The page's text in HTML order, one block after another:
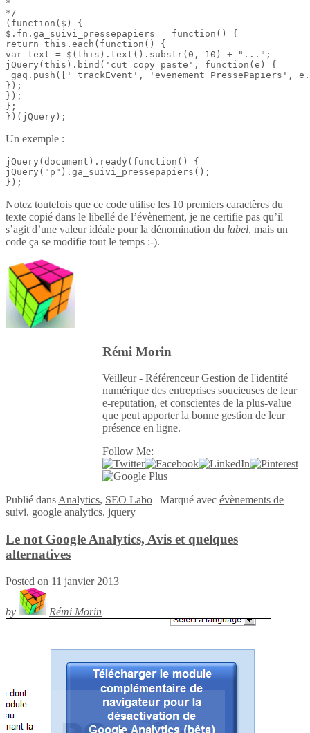
*
*/
(function($) {
$.fn.ga_suivi_pressepapiers = function() {
return this.each(function() {
var text = $(this).text().substr(0, 10) + "...";
jQuery(this).bind('cut copy paste', function(e) {
_gaq.push(['_trackEvent', 'evenement_PressePapiers',
});
});
};
})(jQuery);
Un exemple :
jQuery(document).ready(function() {
jQuery("p").ga_suivi_pressepapiers();
});
Notez toutefois que ce code utilise les 10 premiers caractères du
texte copié dans le libellé de l’évènement, je ne certifie pas qu’il
s’agit d’une valeur idéale pour la dénomination du label, mais un
code ça se modifie tout le temps :-).
Rémi Morin
Veilleur - Référenceur Gestion de l'identité
numérique des entreprises soucieuses de leur
e-reputation, et conscientes de la plus-value
que peut apporter la bonne gestion de leur
présence en ligne.
Follow Me:
Publié dans Analytics, SEO Labo | Marqué avec évènements de
suivi, google analytics, jquery
Le not Google Analytics, Avis et quelques
alternatives
Posted on 11 janvier 2013
by Rémi Morin